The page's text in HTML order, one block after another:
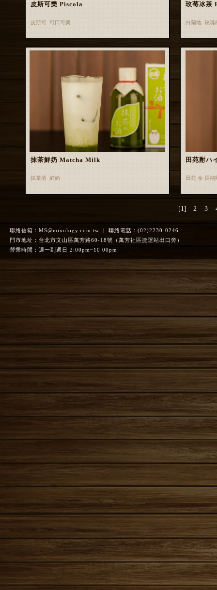
皮斯可樂 Piscola
皮斯可 可口可樂
玫莓冰茶
白蘭地 玫瑰
抹茶鮮奶 Matcha Milk
抹茶酒 鮮奶
田苑酎ハ
田苑 金 長
[1] 2 3
聯絡信箱： MS@mixology.com.tw | 聯絡電話：(02)2230-0246
門市地址：台北市文山區萬芳路60-18號（萬芳社區捷運站出口旁）
營業時間：週一到週日 2:00pm~10:00pm